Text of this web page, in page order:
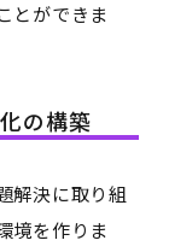
とができま
の構築
解決に取り組
境を作りま